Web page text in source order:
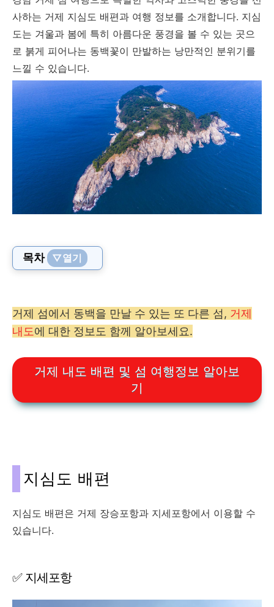
사하는 거제 지심도 배편과 여행 정보를 소개합니다. 지심
도는 겨울과 봄에 특히 아름다운 풍경을 볼 수 있는 곳으
로 붉게 피어나는 동백꽃이 만발하는 낭만적인 분위기를
느낄 수 있습니다.
목차 ▽열기
거제 섬에서 동백을 만날 수 있는 또 다른 섬, 거제
내도에 대한 정보도 함께 알아보세요.
거제 내도 배편 및 섬 여행정보 알아보
기
지심도 배편
지심도 배편은 거제 장승포항과 지세포항에서 이용할 수
있습니다.
✅ 지세포항